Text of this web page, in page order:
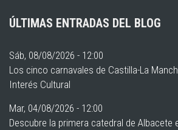
ÚLTIMAS ENTRADAS DEL BLOG
Sáb, 08/08/2026 - 12:00
Los cinco carnavales de Castilla-La
Interés Cultural
Mar, 04/08/2026 - 12:00
Descubre la primera catedral de Albacete